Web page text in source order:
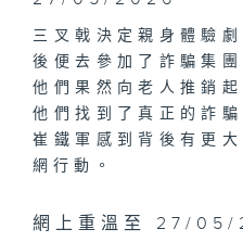
三叉戟決定親身體驗
後便去參加了詐騙集
他們果然向老人推銷
他們找到了真正的詐
崔鐵軍感到背後有更
網行動。
網上重溫至 27/05/